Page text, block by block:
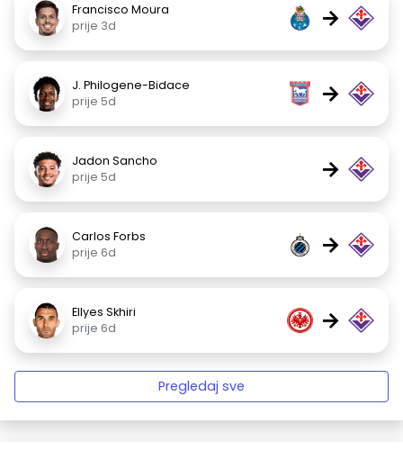
Francisco Moura
prije 3d
→
J. Philogene-Bidace
prije 5d
→
Jadon Sancho
prije 5d
→
Carlos Forbs
prije 6d
→
Ellyes Skhiri
prije 6d
→
Pregledaj sve